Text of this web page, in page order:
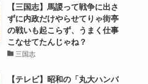
【三国志】馬謖って戦争に出さ
ずに内政だけやらせてりゃ街亭
の戦いも起こらず、うまく仕事
こなせてたんじゃね？
三国志
【テレビ】昭和の「丸大ハンバ